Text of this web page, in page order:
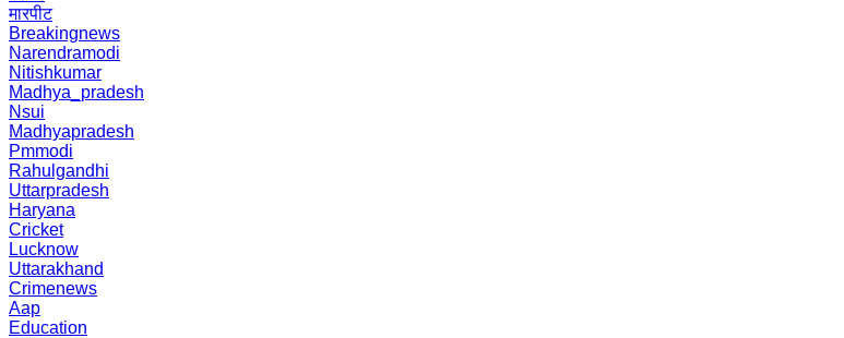
मारपीट
Breakingnews
Narendramodi
Nitishkumar
Madhya_pradesh
Nsui
Madhyapradesh
Pmmodi
Rahulgandhi
Uttarpradesh
Haryana
Cricket
Lucknow
Uttarakhand
Crimenews
Aap
Education